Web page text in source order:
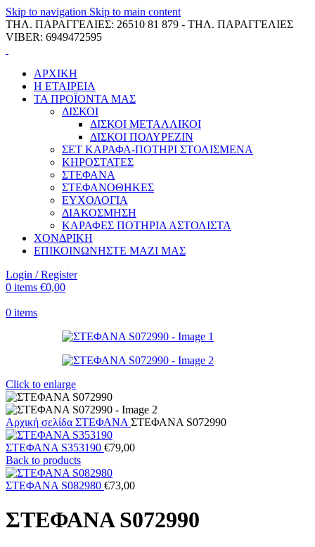
Skip to navigation Skip to main content
ΤΗΛ. ΠΑΡΑΓΓΕΛΙΕΣ: 26510 81 879 - ΤΗΛ. ΠΑΡΑΓΓΕΛΙΕΣ
VIBER: 6949472595
ΑΡΧΙΚΗ
Η ΕΤΑΙΡΕΙΑ
ΤΑ ΠΡΟΪΟΝΤΑ ΜΑΣ
ΔΙΣΚΟΙ
ΔΙΣΚΟΙ ΜΕΤΑΛΛΙΚΟΙ
ΔΙΣΚΟΙ ΠΟΛΥΡΕΖΙΝ
ΣΕΤ ΚΑΡΑΦΑ-ΠΟΤΗΡΙ ΣΤΟΛΙΣΜΕΝΑ
ΚΗΡΟΣΤΑΤΕΣ
ΣΤΕΦΑΝΑ
ΣΤΕΦΑΝΟΘΗΚΕΣ
ΕΥΧΟΛΟΓΙΑ
ΔΙΑΚΟΣΜΗΣΗ
ΚΑΡΑΦΕΣ ΠΟΤΗΡΙΑ ΑΣΤΟΛΙΣΤΑ
ΧΟΝΔΡΙΚΗ
ΕΠΙΚΟΙΝΩΝΗΣΤΕ ΜΑΖΙ ΜΑΣ
Login / Register
0 items €0,00
0 items
Click to enlarge
Αρχική σελίδα ΣΤΕΦΑΝΑ ΣΤΕΦΑΝΑ S072990
ΣΤΕΦΑΝΑ S353190 €79,00
Back to products
ΣΤΕΦΑΝΑ S082980 €73,00
ΣΤΕΦΑΝΑ S072990